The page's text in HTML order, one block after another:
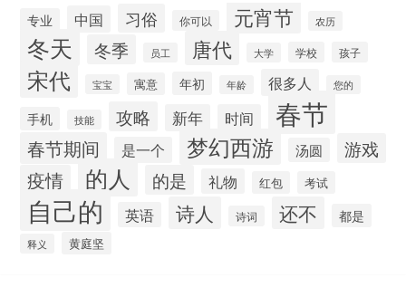
专业 中国 习俗 你可以 元宵节 农历
冬天 冬季 员工 唐代 大学 学校 孩子
宋代 宝宝 寓意 年初 年龄 很多人 您的
手机 技能 攻略 新年 时间 春节
春节期间 是一个 梦幻西游 汤圆 游戏
疫情 的人 的是 礼物 红包 考试
自己的 英语 诗人 诗词 还不 都是
释义 黄庭坚